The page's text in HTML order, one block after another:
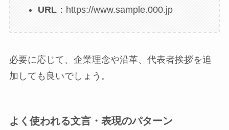
URL：https://www.sample.000.jp
必要に応じて、企業理念や沿革、代表者挨拶を追
加しても良いでしょう。
よく使われる文言・表現のパターン